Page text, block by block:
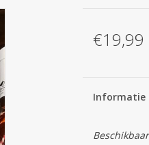
€19,99
Informatie